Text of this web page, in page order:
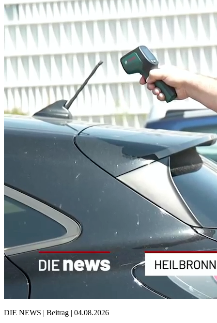
DIE NEWS | Beitrag | 04.08.2026